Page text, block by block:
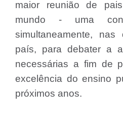
maior reunião de
mundo - uma
simultaneamente,
país, para debater a
necessárias a fim de
excelência do ensino
próximos anos.